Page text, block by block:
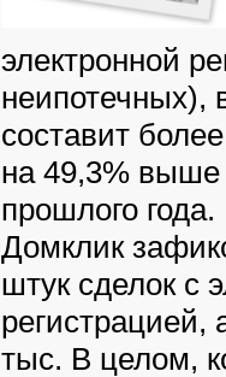
электронной
неипотечных),
составит
на 49,3% выше
прошлого
Домклик
штук сделок с
тыс. В целом,